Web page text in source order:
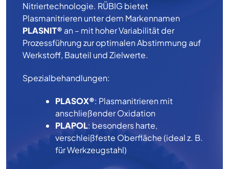
Nitriertechnologie. RÜBIG bietet
Plasmanitrieren unter dem Markennamen
PLASNIT® an – mit hoher Variabilität der
Prozessführung zur optimalen Abstimmung auf
Werkstoff, Bauteil und Zielwerte.
Spezialbehandlungen:
PLASOX®: Plasmanitrieren mit
anschließender Oxidation
PLAPOL: besonders harte,
verschleißfeste Oberfläche (ideal z. B.
für Werkzeugstahl)